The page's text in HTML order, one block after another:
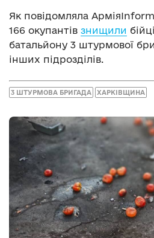
Як повідомляла
166 окупантів знищили
батальйону 3 штурмової
інших підрозділів.
3 ШТУРМОВА БРИГАДА ХАРКІВЩИНА